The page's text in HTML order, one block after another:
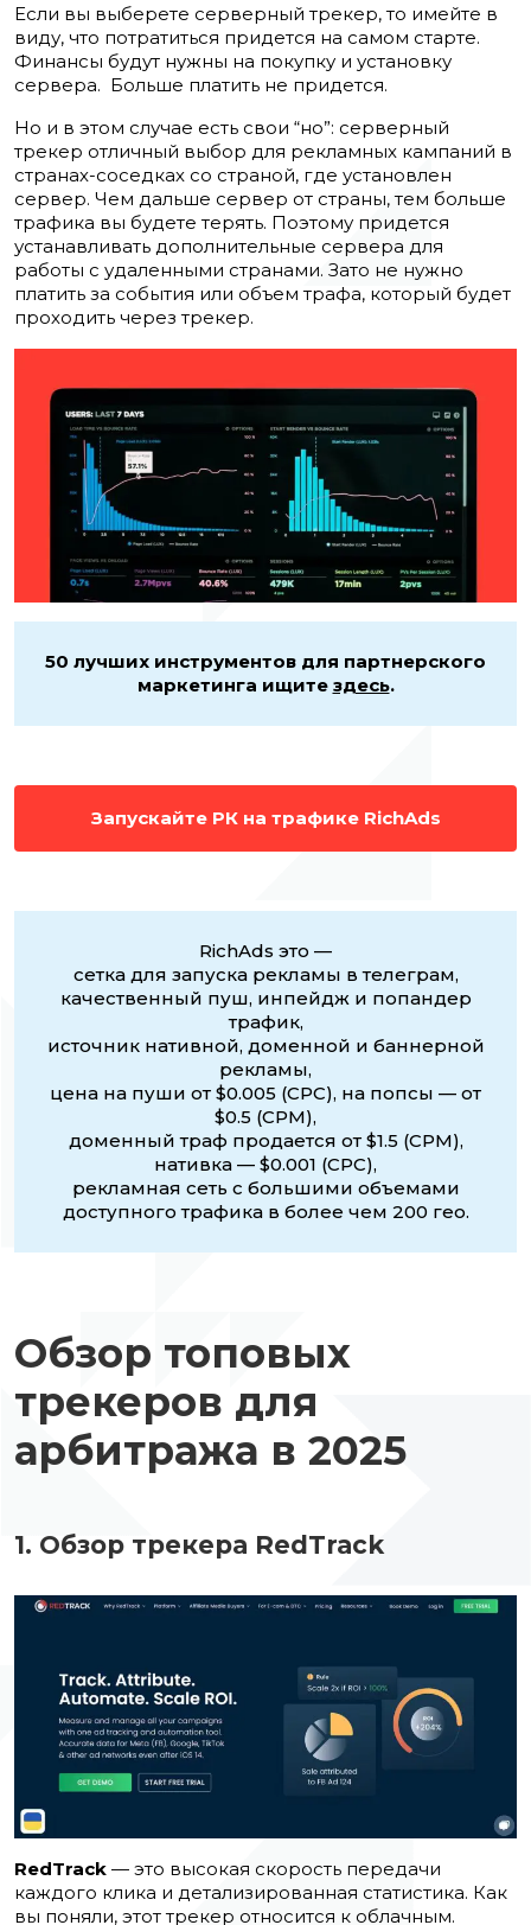
Если вы выберете серверный трекер, то имейте в
виду, что потратиться придется на самом старте.
Финансы будут нужны на покупку и установку
сервера. Больше платить не придется.
Но и в этом случае есть свои “но”: серверный
трекер отличный выбор для рекламных кампаний в
странах-соседках со страной, где установлен
сервер. Чем дальше сервер от страны, тем больше
трафика вы будете терять. Поэтому придется
устанавливать дополнительные сервера для
работы с удаленными странами. Зато не нужно
платить за события или объем трафа, который будет
проходить через трекер.
50 лучших инструментов для партнерского
маркетинга ищите здесь.
Запускайте РК на трафике RichAds
RichAds это —
сетка для запуска рекламы в телеграм,
качественный пуш, инпейдж и попандер
трафик,
источник нативной, доменной и баннерной
рекламы,
цена на пуши от $0.005 (CPC), на попсы — от
$0.5 (CPM),
доменный траф продается от $1.5 (CPM),
нативка — $0.001 (CPC),
рекламная сеть с большими объемами
доступного трафика в более чем 200 гео.
Обзор топовых
трекеров для
арбитража в 2025
1. Обзор трекера RedTrack
RedTrack — это высокая скорость передачи
каждого клика и детализированная статистика. Как
вы поняли, этот трекер относится к облачным.